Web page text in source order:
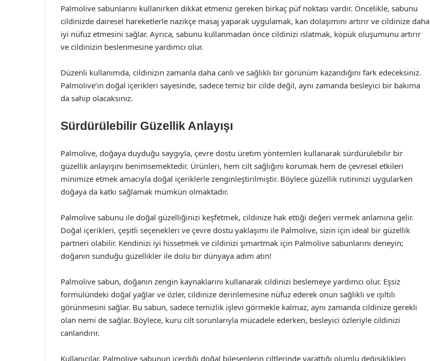
Palmolive sabunlarını kullanırken dikkat etmeniz gereken birkaç püf noktası vardır. Öncelikle, sabunu
cildinizde dairesel hareketlerle nazikçe masaj yaparak uygulamak, kan dolaşımını artırır ve cildinize daha
iyi nüfuz etmesini sağlar. Ayrıca, sabunu kullanmadan önce cildinizi ıslatmak, köpük oluşumunu artırır
ve cildinizin beslenmesine yardımcı olur.
Düzenli kullanımda, cildinizin zamanla daha canlı ve sağlıklı bir görünüm kazandığını fark edeceksiniz.
Palmolive’in doğal içerikleri sayesinde, sadece temiz bir cilde değil, aynı zamanda besleyici bir bakıma
da sahip olacaksınız.
Sürdürülebilir Güzellik Anlayışı
Palmolive, doğaya duyduğu saygıyla, çevre dostu üretim yöntemleri kullanarak sürdürülebilir bir
güzellik anlayışını benimsemektedir. Ürünleri, hem cilt sağlığını korumak hem de çevresel etkileri
minimize etmek amacıyla doğal içeriklerle zenginleştirilmiştir. Böylece güzellik rutininizi uygularken
doğaya da katkı sağlamak mümkün olmaktadır.
Palmolive sabunu ile doğal güzelliğinizi keşfetmek, cildinize hak ettiği değeri vermek anlamına gelir.
Doğal içerikleri, çeşitli seçenekleri ve çevre dostu yaklaşımı ile Palmolive, sizin için ideal bir güzellik
partneri olabilir. Kendinizi iyi hissetmek ve cildinizi şımartmak için Palmolive sabunlarını deneyin;
doğanın sunduğu güzellikler ile dolu bir dünyaya adım atın!
Palmolive sabun, doğanın zengin kaynaklarını kullanarak cildinizi beslemeye yardımcı olur. Eşsiz
formülündeki doğal yağlar ve özler, cildinize derinlemesine nüfuz ederek onun sağlıklı ve ışıltılı
görünmesini sağlar. Bu sabun, sadece temizlik işlevi görmekle kalmaz, aynı zamanda cildinize gerekli
olan nemi de sağlar. Böylece, kuru cilt sorunlarıyla mücadele ederken, besleyici özleriyle cildinizi
canlandırır.
Kullanıcılar, Palmolive sabunun içerdiği doğal bileşenlerin ciltlerinde yarattığı olumlu değişiklikleri